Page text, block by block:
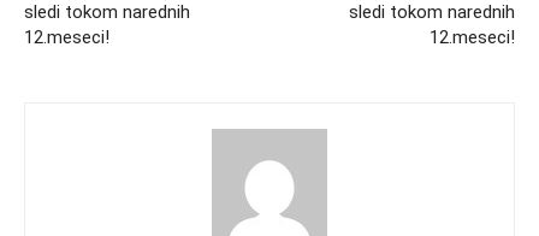
sledi tokom narednih
12.meseci!
sledi tokom narednih
12.meseci!